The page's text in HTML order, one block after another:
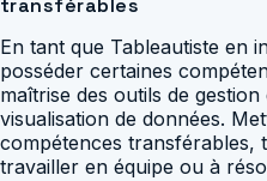
En tant que Tableautiste en
posséder certaines
maîtrise des outils de
visualisation de données.
compétences transférables,
travailler en équipe ou à